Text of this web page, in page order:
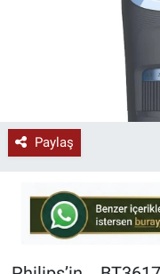
Paylaş
RESMİ İLAN